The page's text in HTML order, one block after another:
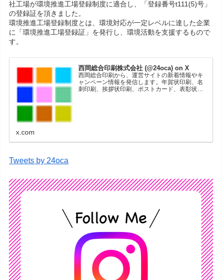
社工場が環境推進工場登録制度に適合し、「登録番号t111(5)号」
の登録証を頂きました。
環境推進工場登録制度とは、環境対応が一定レベルに達した企業
に「環境推進工場登録証」を発行し、環境活動を支援するもので
す。
西岡総合印刷株式会社 (@24oca) on X
西岡総合印刷から、運営サイトの新着情報やキ
ャンペーン情報を発信します。年賀状印刷、名
刺印刷、挨拶状印刷、ポストカード、表彰状印
x.com
Tweets by 24oca